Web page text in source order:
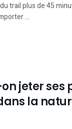
trail plus de 45
...
jeter ses
la